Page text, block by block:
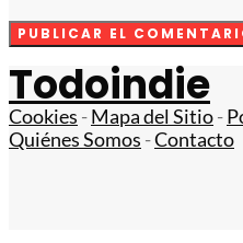
Todoindie
Cookies -Mapa del Sitio-
Quiénes Somos -Contacto